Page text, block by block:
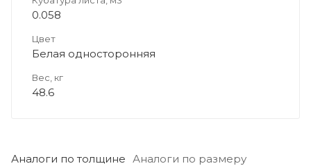
0.058
Цвет
Белая односторонняя
Вес, кг
48.6
Аналоги по толщине Аналоги по размеру